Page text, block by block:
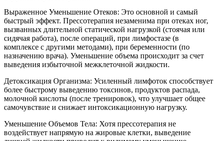
Выраженное Уменьшение Отеков: Это основной и самый
быстрый эффект. Прессотерапия незаменима при отеках ног,
вызванных длительной статической нагрузкой (стоячая или
сидячая работа), после операций, при лимфостазе (в
комплексе с другими методами), при беременности (по
назначению врача). Уменьшение объема происходит за счет
выведения избыточной межклеточной жидкости.
Детоксикация Организма: Усиленный лимфоток способствует
более быстрому выведению токсинов, продуктов распада,
молочной кислоты (после тренировок), что улучшает общее
самочувствие и снижает интоксикационную нагрузку.
Уменьшение Объемов Тела: Хотя прессотерапия не
воздействует напрямую на жировые клетки, выведение